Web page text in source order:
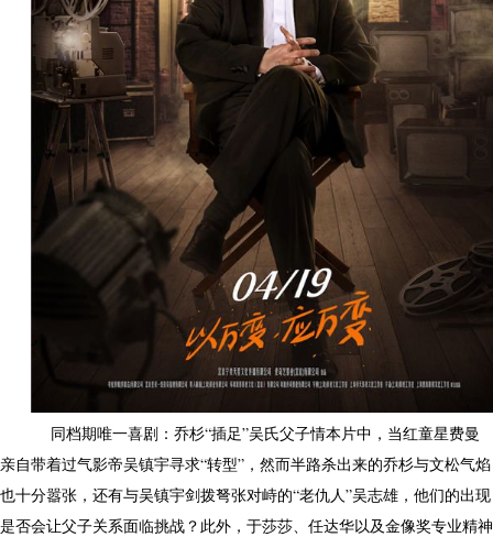
同档期唯一喜剧：乔杉“插足”吴氏父子情本片中，当红童星费曼
亲自带着过气影帝吴镇宇寻求“转型”，然而半路杀出来的乔杉与文松气焰
也十分嚣张，还有与吴镇宇剑拨弩张对峙的“老仇人”吴志雄，他们的出现
是否会让父子关系面临挑战？此外，于莎莎、任达华以及金像奖专业精神